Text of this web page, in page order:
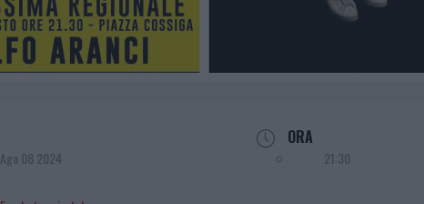
Ago 08 2024
ORA
21:30